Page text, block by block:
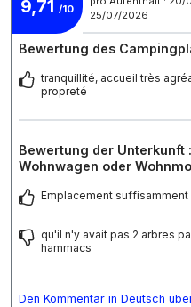
9,71 /10
25/07/2026
Bewertung des
tranquillité, accueil très
propreté
Bewertung der Unterkunft
Wohnwagen oder
Emplacement suffisamment
qu'il n'y avait pas 2 arbres
hammacs
Den Kommentar in Deutsch